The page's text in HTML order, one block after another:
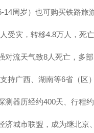
周岁）也可购买铁路旅
受灾，转移4.8万人，死亡
对流天气致8人死亡，多部
持广西、湖南等6省（区
测器历经约400天、行程
济城市联盟，成为继北京